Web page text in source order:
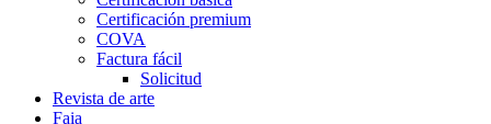
Certificación premium
COVA
Factura fácil
Solicitud
Revista de arte
Faia